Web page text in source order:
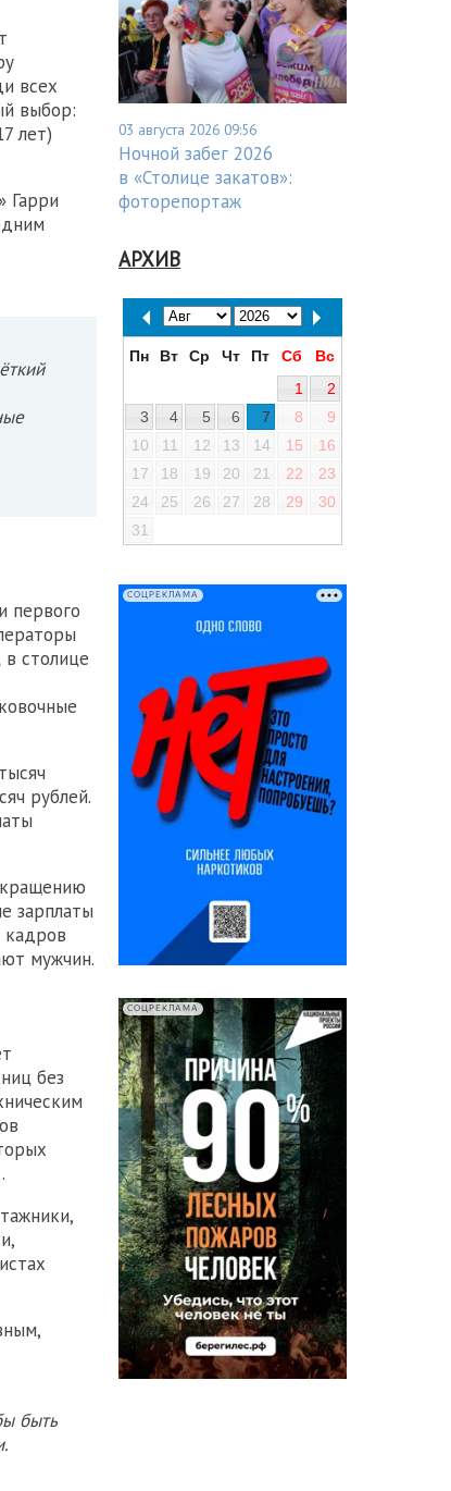
всех
выбор:
лет)
Гарри
первого
столице
рублей.
зарплаты
кадров
мужчин.
без
быть
03 августа 2026 09:56
Ночной забег 2026
в «Столице закатов»:
фоторепортаж
АРХИВ
Пн Вт Ср Чт Пт Сб
Вс
1
2
3
4 5 6 7 8
9
10
11 12 13 14 15
16
17
18 19 20 21 22
23
24
25 26 27 28 29
30
31
СОЦРЕКЛАМА
СОЦРЕКЛАМА